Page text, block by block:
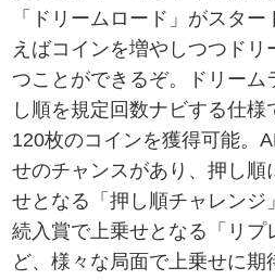
「ドリームロード」がスタ
えばコインを増やしつつド
つことができるぞ。ドリーム
し順を規定回数ナビする仕
120枚のコインを獲得可能。
せのチャンスがあり、押し順
せとなる「押し順チャレンジ
続入賞で上乗せとなる「リプ
ど、様々な局面で上乗せに